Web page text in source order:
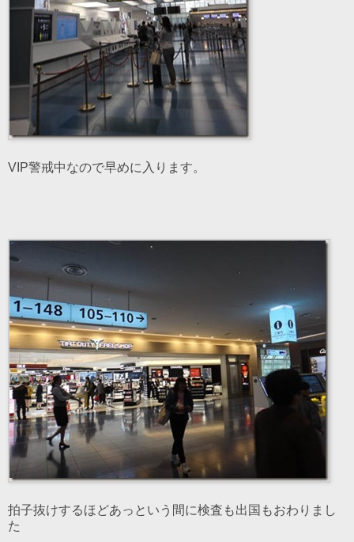
VIP警戒中なので早めに入ります。
拍子抜けするほどあっという間に検査も出国もおわりまし
た